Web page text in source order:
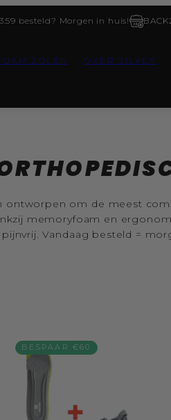
besteld? Morgen in huis!
ZOLEN OVER SILVEX
ontworpen om de meest
memoryfoam en
Vandaag besteld =
BESPAAR €60